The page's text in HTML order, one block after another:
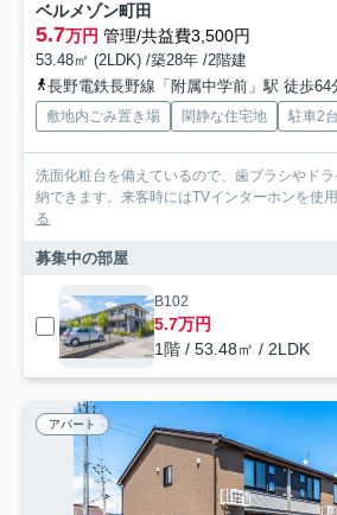
ベルメゾン町田
5.7万円 管理/共益費3,500円
53.48㎡ (2LDK) /築28年 /2階建
長野電鉄長野線「附属中学前」駅 徒歩64
敷地内ごみ置き場 閑静な住宅地 駐車2
洗面化粧台を備えているので、歯ブラシやド
納できます。来客時にはTVインターホンを使
る
募集中の部屋
B102
5.7万円
1階 / 53.48㎡ / 2LDK
アパート